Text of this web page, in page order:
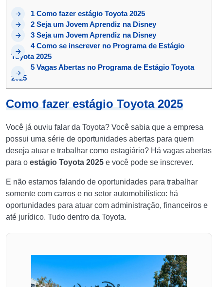
1 Como fazer estágio Toyota 2025
2 Seja um Jovem Aprendiz na Disney
3 Seja um Jovem Aprendiz na Disney
4Como se inscrever no Programa de Estágio
Toyota 2025
5 Vagas Abertas no Programa de Estágio Toyota
2025
Como fazer estágio Toyota 2025
Você já ouviu falar da Toyota? Você sabia que a empresa
possui uma série de oportunidades abertas para quem
deseja atuar e trabalhar como estagiário? Há vagas abertas
para o estágio Toyota 2025 e você pode se inscrever.
E não estamos falando de oportunidades para trabalhar
somente com carros e no setor automobilístico: há
oportunidades para atuar com administração, financeiros e
até jurídico. Tudo dentro da Toyota.